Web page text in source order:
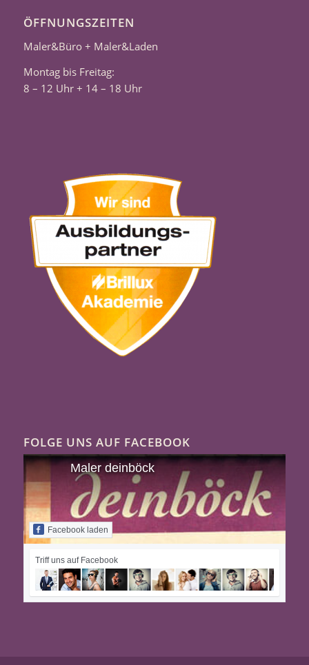
ÖFFNUNGSZEITEN
Maler&Büro + Maler&Laden
Montag bis Freitag:
8 – 12 Uhr + 14 – 18 Uhr
FOLGE UNS AUF FACEBOOK
Maler deinböck
Facebook laden
Triff uns auf Facebook